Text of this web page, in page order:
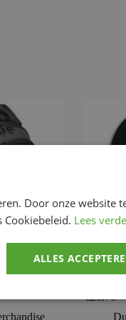
voor
Ducati
muts
€28.76
Door onze website
Lees
ALLES